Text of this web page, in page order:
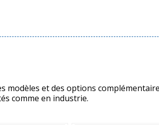
et des options
comme en industrie.